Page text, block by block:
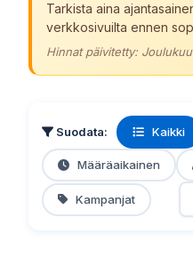
Tarkista aina
verkkosivuilta ennen
Hinnat päivitetty:
Suodata: Kaikki
Määräaikainen
Kampanjat